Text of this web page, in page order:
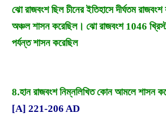
ঝো রাজবংশ ছিল চীনের ইতিহাসে দীর্ঘতম রাজবংশ
অঞ্চল শাসন করেছিল। ঝো রাজবংশ 1046
পর্যন্ত শাসন করেছিল
8.হান রাজবংশ নিম্নলিখিত কোন আমলে শাসন
[A] 221-206 AD